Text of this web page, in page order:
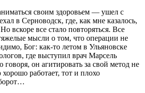
своим здоровьем — ушел с
в Серноводск, где, как мне казалось,
вскоре все стало повторяться. Все
мысли о том, что операции не
Бог: как-то летом в Ульяновске
где выступил врач Марсель
говоря, он агитировать за свой метод не
работает, тот и плохо